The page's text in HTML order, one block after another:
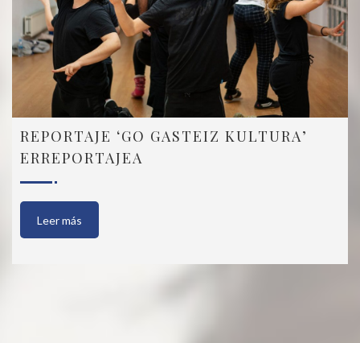
REPORTAJE ‘GO GASTEIZ KULTURA’
ERREPORTAJEA
Leer más